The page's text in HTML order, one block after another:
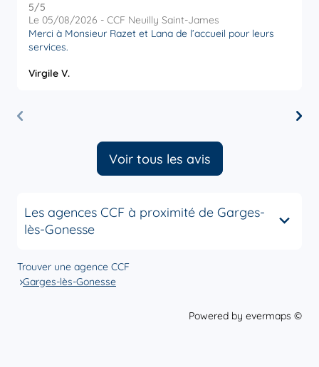
5/5
Le 05/08/2026 - CCF Neuilly Saint-James
Merci à Monsieur Razet et Lana de l’accueil pour leurs
services.
Virgile V.
Voir tous les avis
Les agences CCF à proximité de Garges-
lès-Gonesse
Trouver une agence CCF
Garges-lès-Gonesse
Powered by evermaps ©